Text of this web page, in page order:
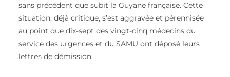
sans précédent que subit la Guyane française. Cette
situation, déjà critique, s’est aggravée et pérennisée
au point que dix-sept des vingt-cinq médecins du
service des urgences et du SAMU ont déposé leurs
lettres de démission.